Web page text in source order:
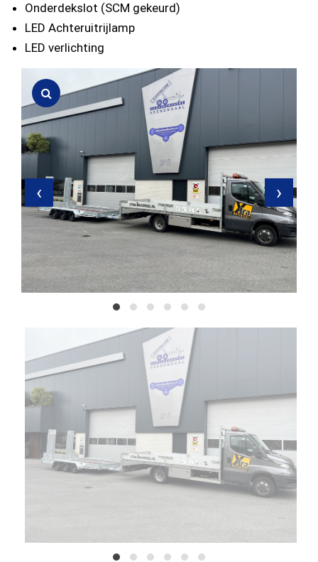
Onderdekslot (SCM gekeurd)
LED Achteruitrijlamp
LED verlichting
‹ ›